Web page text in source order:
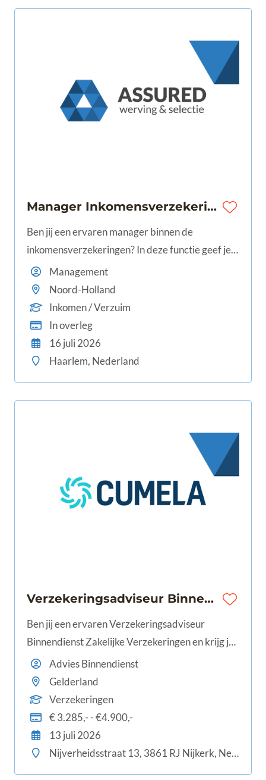
Manager Inkomensverzekeringen | 32-40 uur | Noord-Holland
Ben jij een ervaren manager binnen de
inkomensverzekeringen? In deze functie geef je
leiding aan meerdere teams, werk je aan
procesverbeteringen en draag je bij aan een
optimale dienstverlening voor klanten en
adviseurs.
Management
Noord-Holland
Inkomen / Verzuim
In overleg
16 juli 2026
Haarlem, Nederland
Verzekeringsadviseur Binnendienst Zakelijke Verzekeringen | Nijkerk | 24-40 uur | €3.285 - €4.900
Ben jij een ervaren Verzekeringsadviseur
Binnendienst Zakelijke Verzekeringen en krijg je
energie van het adviseren van zakelijke klanten?
Dan is dit jouw kans om aan de slag te gaan bij
Cumela Verzekeringen in Nijkerk.
Advies Binnendienst
Gelderland
Verzekeringen
€ 3.285,- - €4.900,-
13 juli 2026
Nijverheidsstraat 13, 3861 RJ Nijkerk, Nederland